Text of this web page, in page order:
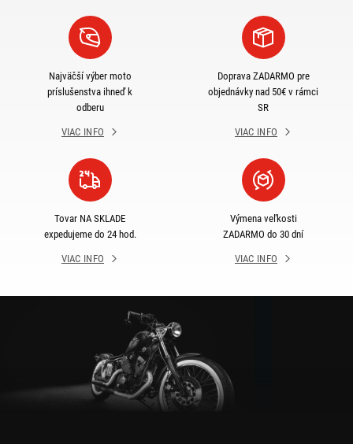
Najväčší výber moto
príslušenstva ihneď k
odberu
VIAC INFO
Doprava ZADARMO pre
objednávky nad 50€ v rámci
SR
VIAC INFO
Tovar NA SKLADE
expedujeme do 24 hod.
VIAC INFO
Výmena veľkosti
ZADARMO do 30 dní
VIAC INFO